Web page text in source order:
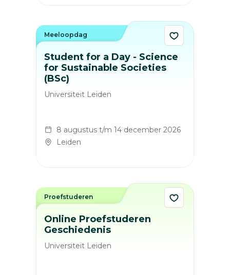
Student for a Day - Science
for Sustainable Societies
(BSc)
Universiteit Leiden
8 augustus t/m 14 december 2026
Leiden
Meeloopdag
Online Proefstuderen
Geschiedenis
Universiteit Leiden
Proefstuderen